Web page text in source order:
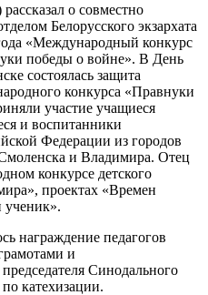
о совместно
Белорусского экзархата
«Международный конкурс
победы о войне». В День
состоялась защита
конкурса «Правнуки
участие учащиеся
и воспитанники
Федерации из городов
и Владимира. Отец
конкурсе детского
проектах «Времен
ученик».
награждение педагогов
и
Синодального
по катехизации.